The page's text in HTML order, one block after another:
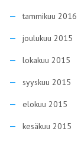
tammikuu 2016
joulukuu 2015
lokakuu 2015
syyskuu 2015
elokuu 2015
kesäkuu 2015